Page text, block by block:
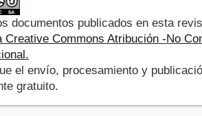
documentos publicados en esta
Creative Commons Atribución -No
el envío, procesamiento y
gratuito.